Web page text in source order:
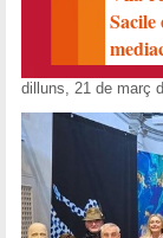
dilluns, 21 de març